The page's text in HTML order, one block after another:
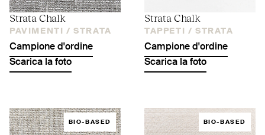
Strata Chalk
PAVIMENTI / STRATA
Campione d'ordine
Scarica la foto
Strata Chalk
TAPPETI / STRATA
Campione d'ordine
Scarica la foto
BIO-BASED BIO-BASED